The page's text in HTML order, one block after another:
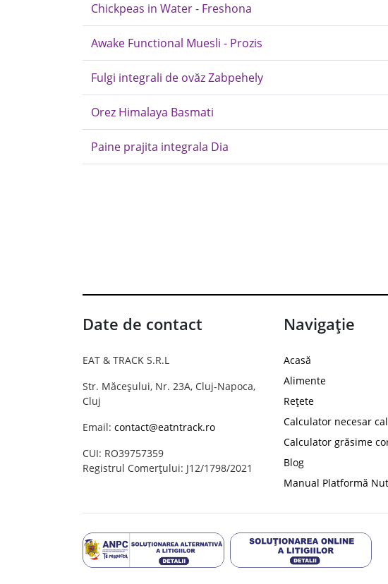
Chickpeas in Water - Freshona
Awake Functional Muesli - Prozis
Fulgi integrali de ovăz Zabpehely
Orez Himalaya Basmati
Paine prajita integrala Dia
Date de contact
EAT & TRACK S.R.L
Str. Măceșului, Nr. 23A, Cluj-Napoca,
Cluj
Email: contact@eatntrack.ro
CUI: RO39757359
Registrul Comerțului: J12/1798/2021
Navigație
Acasă
Alimente
Rețete
Calculator necesar
Calculator grăsime
Blog
Manual Platformă